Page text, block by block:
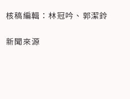
核稿編輯：林冠吟、郭潔鈴
新聞來源